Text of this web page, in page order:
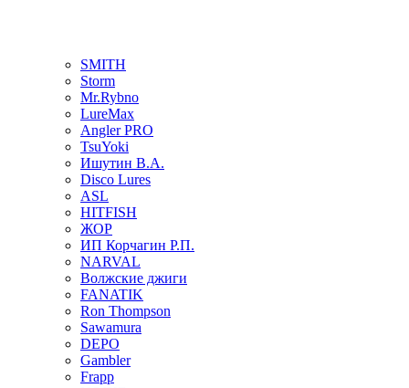
SMITH
Storm
Mr.Rybno
LureMax
Angler PRO
TsuYoki
Ишутин В.А.
Disco Lures
ASL
HITFISH
ЖОР
ИП Корчагин Р.П.
NARVAL
Волжские джиги
FANATIK
Ron Thompson
Sawamura
DEPO
Gambler
Frapp